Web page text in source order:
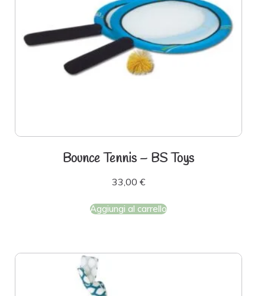
Bounce Tennis – BS Toys
33,00 €
Aggiungi al carrello